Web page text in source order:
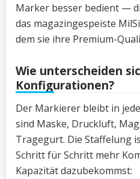
Marker besser bedient —
das magazingespeiste
dem sie ihre Premium-
Wie unterscheiden
Konfigurationen?
Der Markierer bleibt in
sind Maske, Druckluft,
Tragegurt. Die Staffelung
Schritt für Schritt mehr
Kapazität dazubekommst: